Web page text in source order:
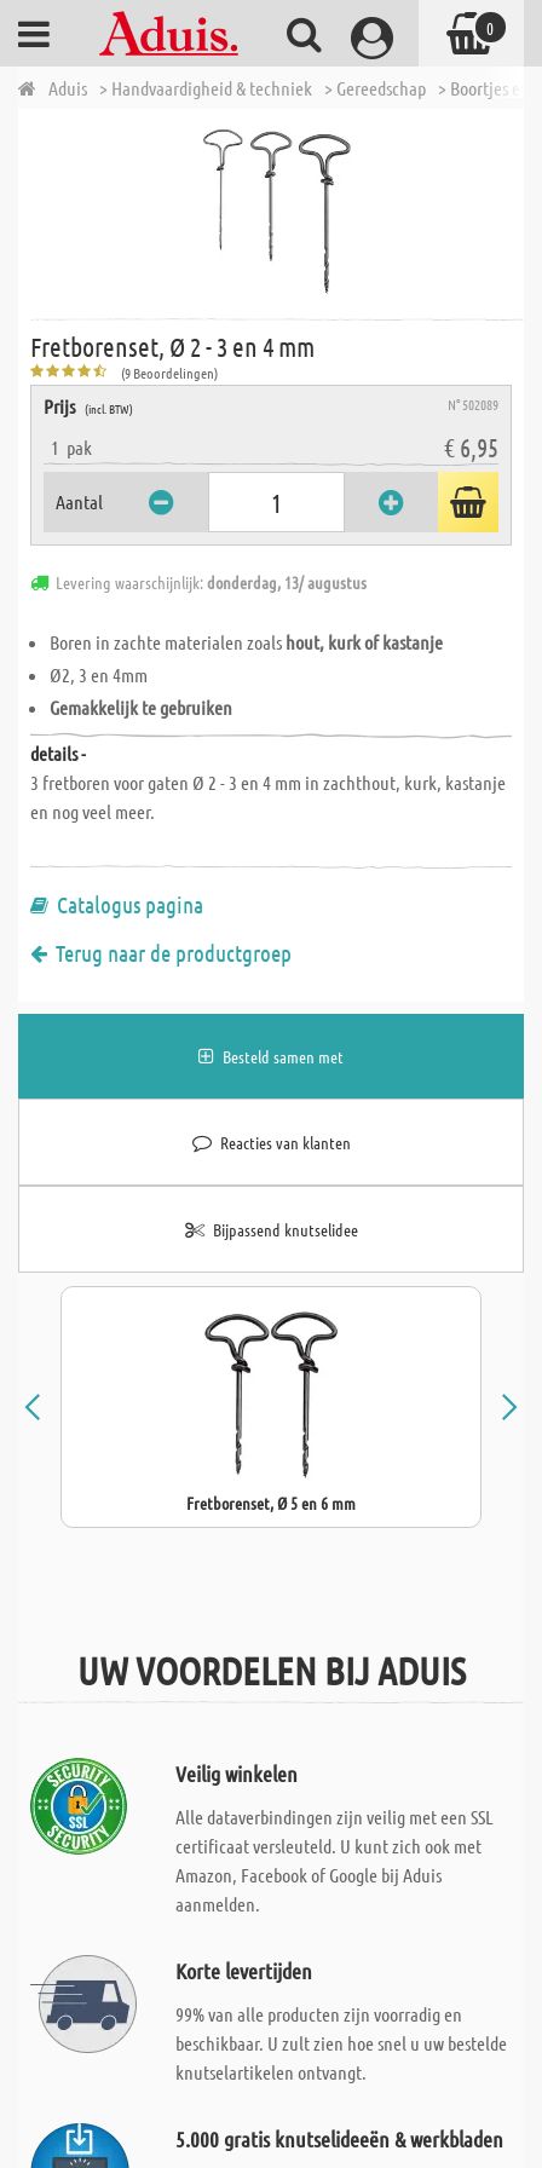
Aduis > Handvaardigheid & techniek > Gereedschap > Boortjes en
Fretborenset, Ø 2 - 3 en 4 mm
(9 Beoordelingen)
Prijs (incl. BTW) N° 502089
1 pak € 6,95
Aantal
Levering waarschijnlijk:donderdag, 13/ augustus
Boren in zachte materialen zoals hout, kurk of kastanje
Ø2, 3 en 4mm
Gemakkelijk te gebruiken
details -
3 fretboren voor gaten Ø 2 - 3 en 4 mm in zachthout, kurk, kastanje
en nog veel meer.
Catalogus pagina
Terug naar de productgroep
Besteld samen met
Reacties van klanten
Bijpassend knutselidee
Fretborenset, Ø 5 en 6 mm
UW VOORDELEN BIJ ADUIS
Veilig winkelen
Alle dataverbindingen zijn veilig met een SSL
certificaat versleuteld. U kunt zich ook met
Amazon, Facebook of Google bij Aduis
aanmelden.
Korte levertijden
99% van alle producten zijn voorradig en
beschikbaar. U zult zien hoe snel u uw bestelde
knutselartikelen ontvangt.
5.000 gratis knutselideeën & werkbladen
0